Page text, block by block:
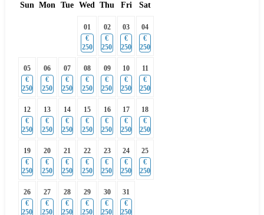
Sun Mon Tue Wed Thu Fri Sat
01
€
250
02
€
250
03
€
250
04
€
250
05
€
250
06
€
250
07
€
250
08
€
250
09
€
250
10
€
250
11
€
250
12
€
250
13
€
250
14
€
250
15
€
250
16
€
250
17
€
250
18
€
250
19
€
250
20
€
250
21
€
250
22
€
250
23
€
250
24
€
250
25
€
250
26
€
250
27
€
250
28
€
250
29
€
250
30
€
250
31
€
250